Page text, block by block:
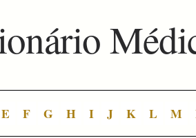
E F G H I J K L M